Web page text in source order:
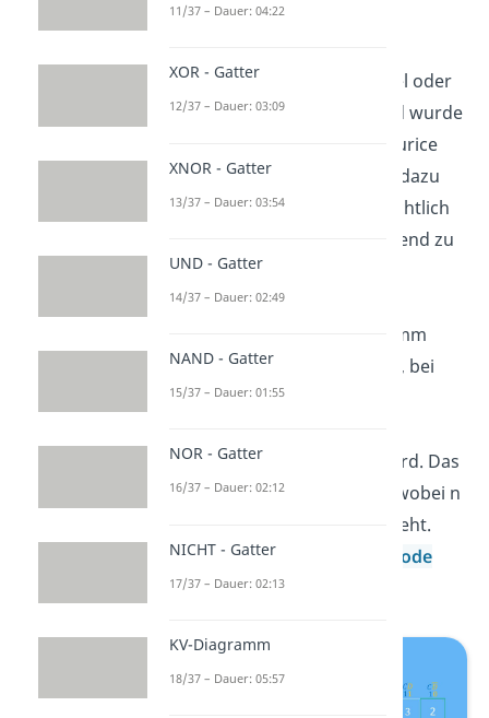
Diagramm, Karnaugh-Veitch-
Symmetrie-Diagramm, KV-Tafel oder
Karnaugh-Plan bezeichnet und wurde
von Edward W. Veitch und Maurice
Karnaugh entwickelt. Es dient dazu
Boolesche Funktionen
übersichtlich
darzustellen, um sie anschließend zu
minimieren. Mit ihm ist eine
Vereinfachung jeder logischen
Funktion möglich. Das Diagramm
besteht aus einer Zellenmatrix, bei
der jeder Zelle eine bestimmte
Variablenwerte zugeordnet wird. Das
Diagramm hat also
Felder, wobei n
für die Anzahl der Variablen steht.
Diese sind ähnlich dem
Gray Code
angeordnet.
11/37 – Dauer: 04:22
XOR - Gatter
12/37 – Dauer: 03:09
XNOR - Gatter
13/37 – Dauer: 03:54
UND - Gatter
14/37 – Dauer: 02:49
NAND - Gatter
15/37 – Dauer: 01:55
NOR - Gatter
16/37 – Dauer: 02:12
NICHT - Gatter
17/37 – Dauer: 02:13
KV-Diagramm
18/37 – Dauer: 05:57